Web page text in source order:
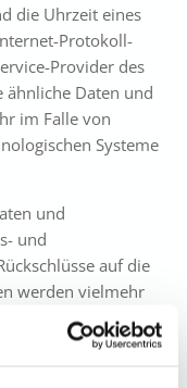
die Uhrzeit eines
Protokoll-
Provider des
ähnliche Daten und
im Falle von
Systeme
und
und
auf die
werden vielmehr
korrekt
sowie die